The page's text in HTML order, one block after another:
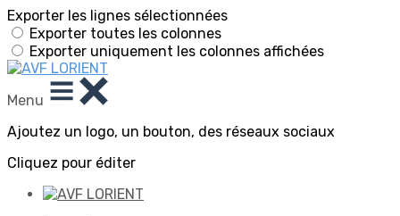
Exporter les lignes sélectionnées
Exporter toutes les colonnes
Exporter uniquement les colonnes affichées
Menu
Ajoutez un logo, un bouton, des réseaux sociaux
Cliquez pour éditer